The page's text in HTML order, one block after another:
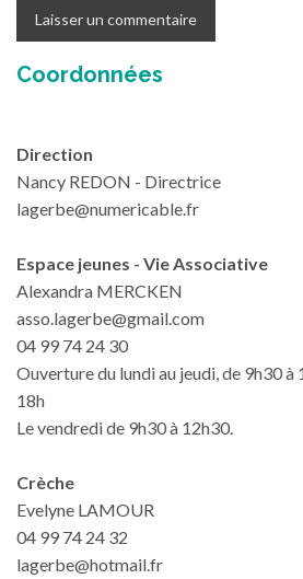
Coordonnées
Direction
Nancy REDON - Directrice
lagerbe@numericable.fr
Espace jeunes - Vie Associative
Alexandra MERCKEN
asso.lagerbe@gmail.com
04 99 74 24 30
Ouverture du lundi au jeudi, de 9h30 à
18h
Le vendredi de 9h30 à 12h30.
Crèche
Evelyne LAMOUR
04 99 74 24 32
lagerbe@hotmail.fr